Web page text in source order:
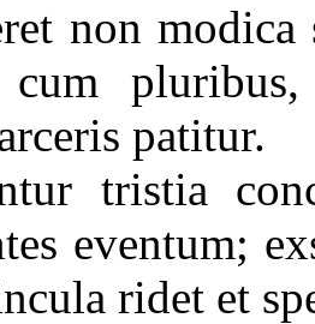
non
cum
patitur.
tristia
eventum;
ridet et